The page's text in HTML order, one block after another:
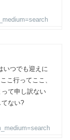
いつでも迎えに
こ行ってここ、
て申し訳ない
ない?